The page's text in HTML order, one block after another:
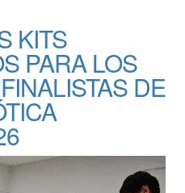
KITS
PARA LOS
DE